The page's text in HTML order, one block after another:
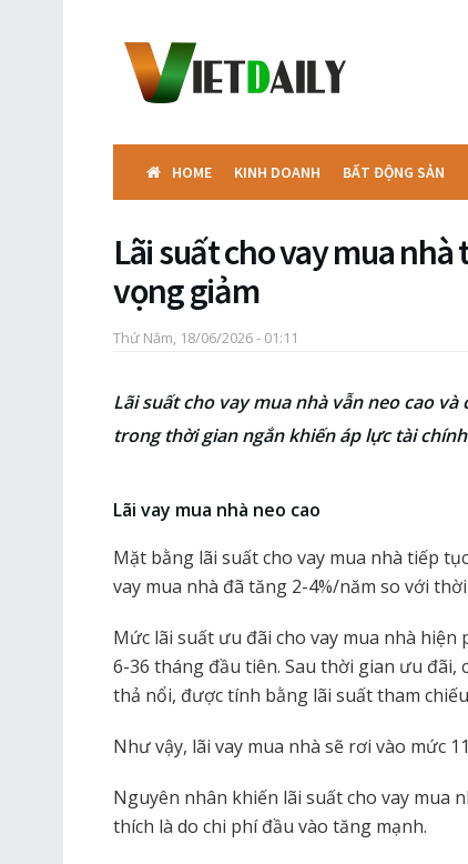
HOME KINH DOANH BẤT ĐỘNG SẢN
Lãi suất cho vay mua
vọng giảm
Thứ Năm, 18/06/2026 - 01:11
Lãi suất cho vay mua nhà vẫn neo cao
trong thời gian ngắn khiến áp lực tài
Lãi vay mua nhà neo cao
Mặt bằng lãi suất cho vay mua nhà tiếp
vay mua nhà đã tăng 2-4%/năm so với
Mức lãi suất ưu đãi cho vay mua nhà
6-36 tháng đầu tiên. Sau thời gian ưu đãi,
thả nổi, được tính bằng lãi suất tham
Như vậy, lãi vay mua nhà sẽ rơi vào mức
Nguyên nhân khiến lãi suất cho vay mua
thích là do chi phí đầu vào tăng mạnh.